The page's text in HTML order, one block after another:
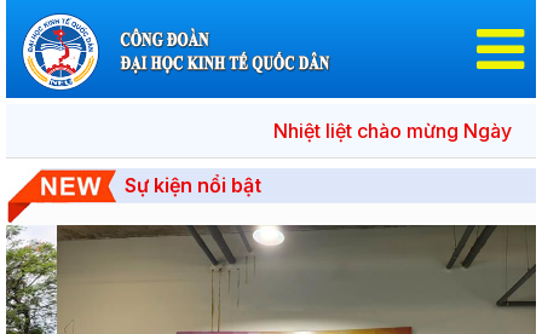
Nhiệt liệt chào mừng Ngày bầu
Sự kiện nổi bật